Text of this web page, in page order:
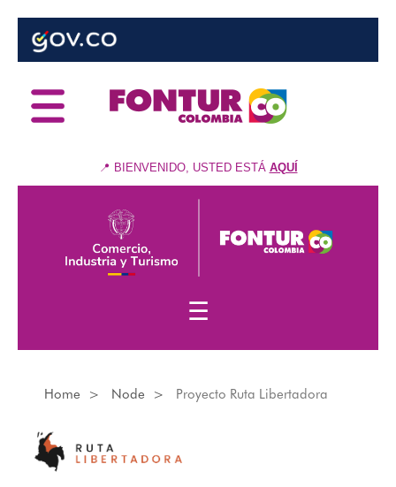
main
📍 BIENVENIDO, USTED ESTÁ AQUÍ
☰
Home Node Proyecto Ruta Libertadora